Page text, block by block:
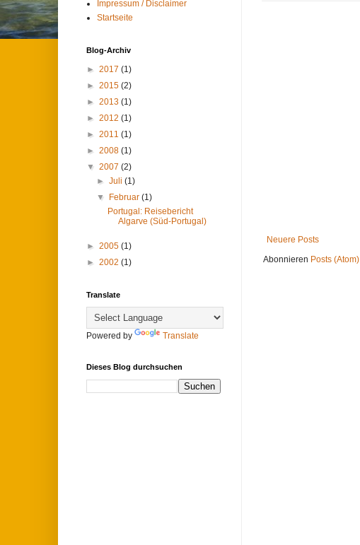
Neuere Posts
Abonnieren Posts (Atom)
Impressum / Disclaimer
Startseite
Blog-Archiv
► 2017 (1)
► 2015 (2)
► 2013 (1)
► 2012 (1)
► 2011 (1)
► 2008 (1)
▼ 2007 (2)
►Juli(1)
▼
Februar(1)
Portugal: Reisebericht
Algarve (Süd-Portugal)
► 2005 (1)
► 2002 (1)
Translate
Powered by Translate
Dieses Blog durchsuchen